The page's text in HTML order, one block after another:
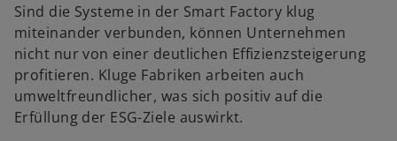
k
a
r
t
e
g
Sind die Systeme in der Smart Factory klug
miteinander verbunden, können Unternehmen
nicht nur von einer deutlichen Effizienzsteigerung
profitieren. Kluge Fabriken arbeiten auch
umweltfreundlicher, was sich positiv auf die
Erfüllung der ESG-Ziele auswirkt.